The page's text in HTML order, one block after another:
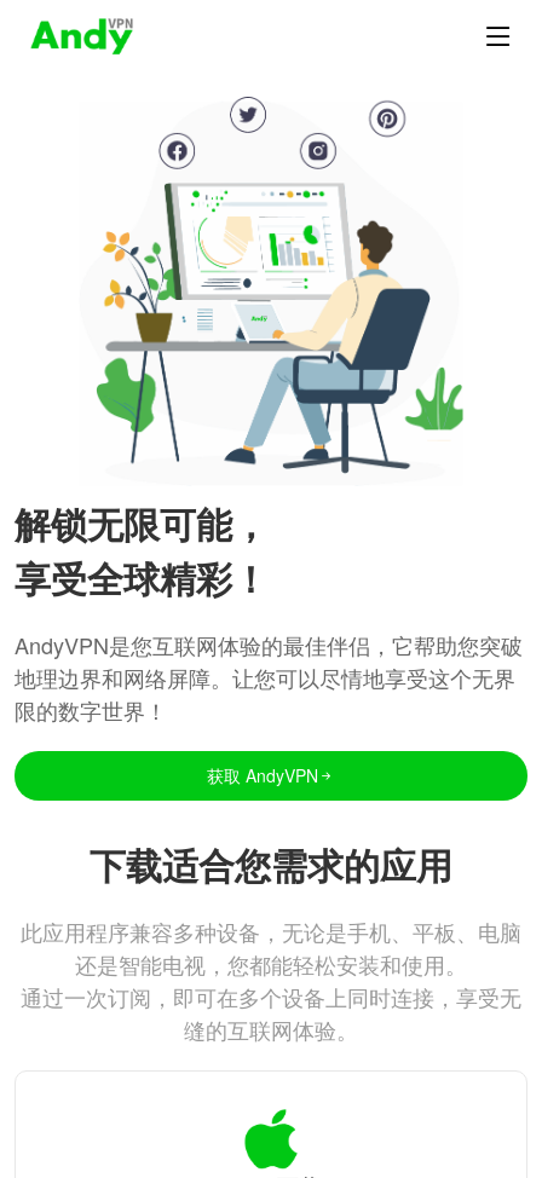
解锁无限可能，
享受全球精彩！
AndyVPN是您互联网体验的最佳伴侣，它帮助您突破
地理边界和网络屏障。让您可以尽情地享受这个无界
限的数字世界！
获取 AndyVPN
下载适合您需求的应用
此应用程序兼容多种设备，无论是手机、平板、电脑
还是智能电视，您都能轻松安装和使用。
通过一次订阅，即可在多个设备上同时连接，享受无
缝的互联网体验。